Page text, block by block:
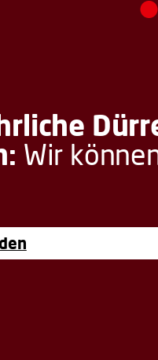
Wir